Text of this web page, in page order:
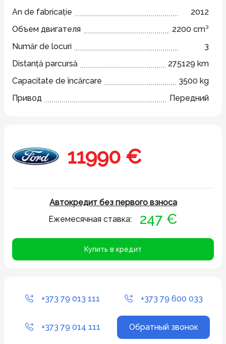
An de fabricație
2012
Объем двигателя
2200 cm³
Număr de locuri
3
Distanță parcursă
275129 km
Capacitate de încărcare
3500 kg
Привод
Передний
11990 €
Автокредит без первого взноса
Ежемесячная ставка:
247 €
Купить в кредит
+373 79 013 111 +373 79 600 033
+373 79 014 111 Обратный звонок